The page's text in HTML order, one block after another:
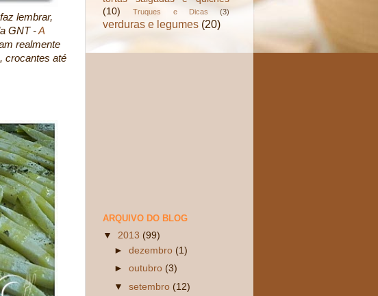
lembrar,
GNT -A
realmente
crocantes até
(10)
Truques e Dicas (3)
verduras e legumes (20)
ARQUIVO DO BLOG
▼ 2013 (99)
►dezembro (1)
►outubro (3)
▼setembro (12)